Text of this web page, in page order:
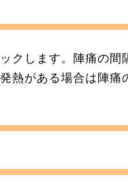
クします。陣痛の
熱がある場合は陣